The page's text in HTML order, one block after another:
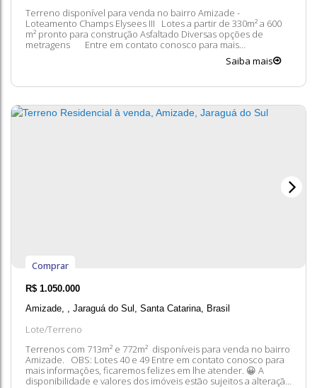
Terreno disponível para venda no bairro Amizade -
Loteamento Champs Elysees III Lotes a partir de 330m² a 600
m² pronto para construção Asfaltado Diversas opções de
metragens Entre em contato conosco para mais
disponibilidade e valores dos imóveis estão sujeitos a alteração
Saiba mais
Lote/Terreno
R$ 1.050.000
Amizade
Jaraguá do Sul Santa Catarina Brasil
Terrenos com 713m² e 772m² disponíveis para venda no bairro
Amizade. OBS: Lotes 40 e 49 Entre em contato conosco para
mais informações, ficaremos felizes em lhe atender. 😀 A
disponibilidade e valores dos imóveis estão sujeitos a alteração
Comprar